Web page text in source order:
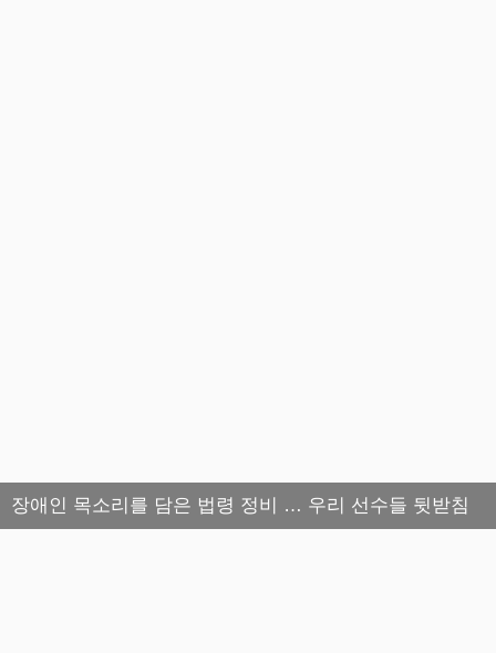
장애인 목소리를 담은 법령 정비 … 우리 선수들 뒷받침